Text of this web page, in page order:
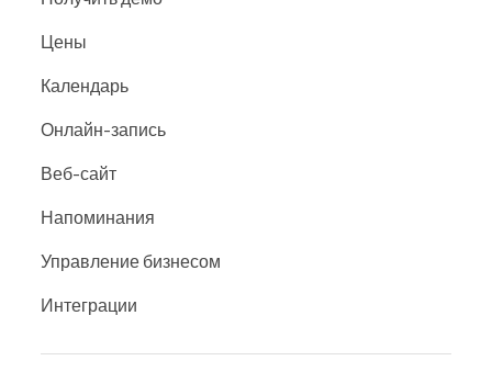
Цены
Календарь
Онлайн-запись
Веб-сайт
Напоминания
Управление бизнесом
Интеграции